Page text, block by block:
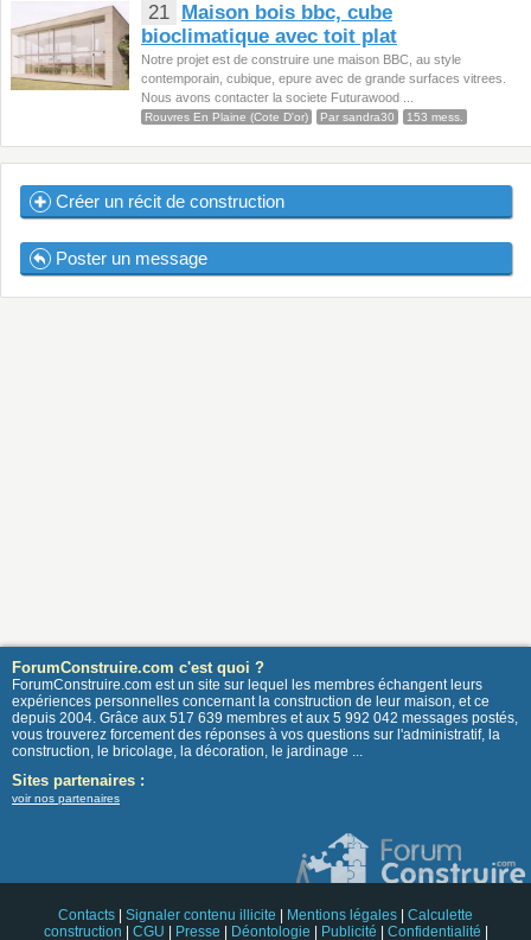
21
Maison bois bbc, cube
bioclimatique avec toit plat
Notre projet est de construire une maison BBC, au style
contemporain, cubique, epure avec de grande surfaces vitrees.
Nous avons contacter la societe Futurawood ...
Rouvres En Plaine (Cote D'or) Par sandra30 153 mess.
Créer un récit de construction
Poster un message
ForumConstruire.com c'est quoi ?
ForumConstruire.com est un site sur lequel les membres échangent leurs
expériences personnelles concernant la construction de leur maison, et ce
depuis 2004. Grâce aux 517 639 membres et aux 5 992 042 messages postés,
vous trouverez forcement des réponses à vos questions sur l'administratif, la
construction, le bricolage, la décoration, le jardinage ...
Sites partenaires :
voir nos partenaires
Contacts Signaler contenu illicite Mentions légales
Calculette
construction
CGU Presse Déontologie Publicité Confidentialité